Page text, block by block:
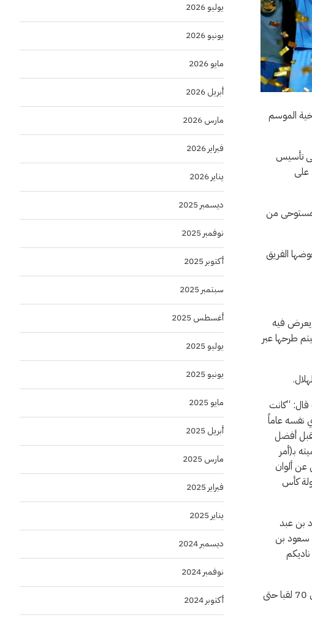
تاريخية الموسم
عبر سلسلة من الفعاليات التي لا تمثل فقط احتفالًا بمرور 67 عامًا على تأسيس
على
وهو مستوحى من
الفريق
يعرض فيه
طرحها عبر
“كانت
نفسه عاماً
أفضل
تسميته بـ(أمر
اللونين عن ألوان
إنجازاً عظيماً عام (1381هـ) بفوزه ببطولة كأس
بن عبد
1378/5/21هـ كتب جلالة الملك سعود بن
توج الهلال بأولى بطولاته الرسمية عام 1961 عندما حصد لقب كأس الملك، لينطلق النادي العاصمي نحو التتويجات المتتالية التي وصلت إلى 70 لقبا حتى
يوليو 2026
يونيو 2026
مايو 2026
أبريل 2026
مارس 2026
فبراير 2026
يناير 2026
ديسمبر 2025
نوفمبر 2025
أكتوبر 2025
سبتمبر 2025
أغسطس 2025
يوليو 2025
يونيو 2025
مايو 2025
أبريل 2025
مارس 2025
فبراير 2025
يناير 2025
ديسمبر 2024
نوفمبر 2024
أكتوبر 2024